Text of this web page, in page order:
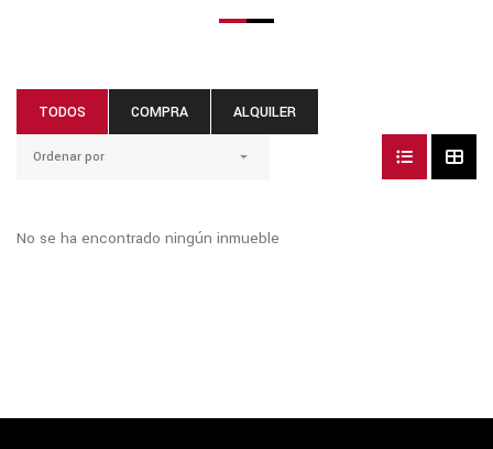
TODOS COMPRA ALQUILER
Ordenar por
No se ha encontrado ningún inmueble